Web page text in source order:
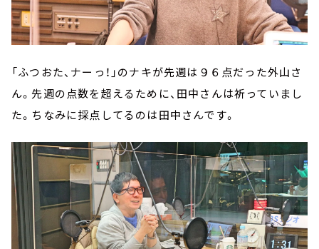
「ふつおた、ナーっ！」のナキが先週は９６点だった外山さ
ん。先週の点数を超えるために、田中さんは祈っていまし
た。ちなみに採点してるのは田中さんです。